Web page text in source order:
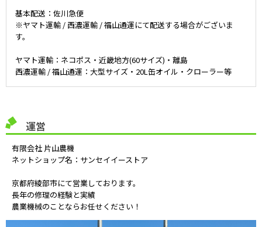
基本配送：佐川急便
※ヤマト運輸 / 西濃運輸 / 福山通運にて配送する場合がございま
す。
ヤマト運輸：ネコポス・近畿地方(60サイズ)・離島
西濃運輸 / 福山通運：大型サイズ・20L缶オイル・クローラー等
運営
有限会社 片山農機
ネットショップ名：サンセイイーストア
京都府綾部市にて営業しております。
長年の修理の経験と実績
農業機械のことならお任せください！